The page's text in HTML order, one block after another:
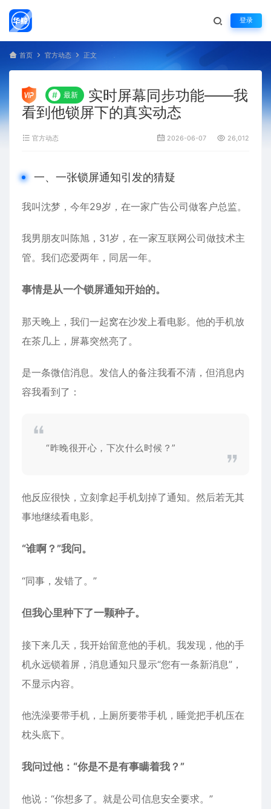
登录
首页 官方动态 正文
# 最新
实时屏幕同步功能——我
看到他锁屏下的真实动态
官方动态 2026-06-07 26,012
一、一张锁屏通知引发的猜疑
我叫沈梦，今年29岁，在一家广告公司做客户总监。
我男朋友叫陈旭，31岁，在一家互联网公司做技术主
管。我们恋爱两年，同居一年。
事情是从一个锁屏通知开始的。
那天晚上，我们一起窝在沙发上看电影。他的手机放
在茶几上，屏幕突然亮了。
是一条微信消息。发信人的备注我看不清，但消息内
容我看到了：
“昨晚很开心，下次什么时候？”
他反应很快，立刻拿起手机划掉了通知。然后若无其
事地继续看电影。
“谁啊？”我问。
“同事，发错了。”
但我心里种下了一颗种子。
接下来几天，我开始留意他的手机。我发现，他的手
机永远锁着屏，消息通知只显示“您有一条新消息”，
不显示内容。
他洗澡要带手机，上厕所要带手机，睡觉把手机压在
枕头底下。
我问过他：“你是不是有事瞒着我？”
他说：“你想多了。就是公司信息安全要求。”